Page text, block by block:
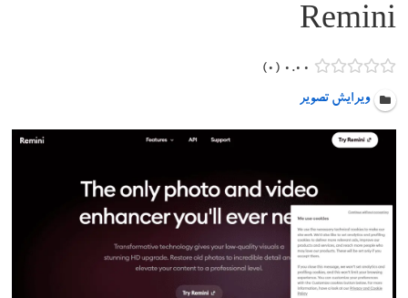
مصنوعی
www.hooshtaak.ir
Remini
۰.۰۰ ۰
ویرایش تصویر